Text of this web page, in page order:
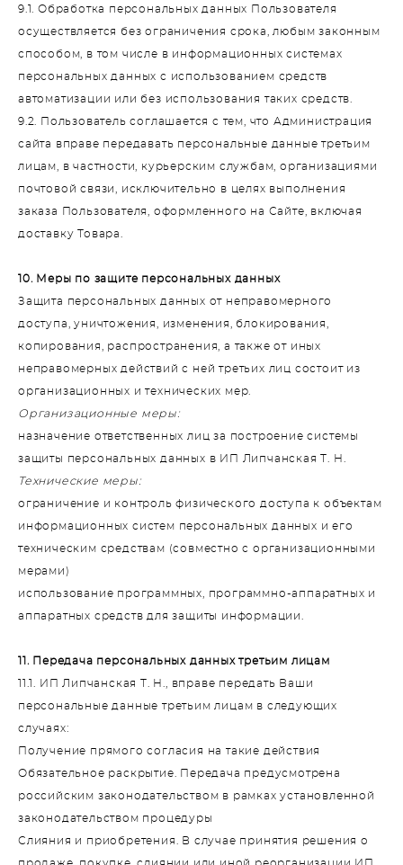
9.1. Обработка персональных данных Пользователя
осуществляется без ограничения срока, любым законным
способом, в том числе в информационных системах
персональных данных с использованием средств
автоматизации или без использования таких средств.
9.2. Пользователь соглашается с тем, что Администрация
сайта вправе передавать персональные данные третьим
лицам, в частности, курьерским службам, организациями
почтовой связи, исключительно в целях выполнения
заказа Пользователя, оформленного на Сайте, включая
доставку Товара.
10. Меры по защите персональных данных
Защита персональных данных от неправомерного
доступа, уничтожения, изменения, блокирования,
копирования, распространения, а также от иных
неправомерных действий с ней третьих лиц состоит из
организационных и технических мер.
Организационные меры:
назначение ответственных лиц за построение системы
защиты персональных данных в ИП Липчанская Т. Н.
Технические меры:
ограничение и контроль физического доступа к объектам
информационных систем персональных данных и его
техническим средствам (совместно с организационными
мерами)
использование программных, программно-аппаратных и
аппаратных средств для защиты информации.
11. Передача персональных данных третьим лицам
11.1. ИП Липчанская Т. Н., вправе передать Ваши
персональные данные третьим лицам в следующих
случаях:
Получение прямого согласия на такие действия
Обязательное раскрытие. Передача предусмотрена
российским законодательством в рамках установленной
законодательством процедуры
Слияния и приобретения. В случае принятия решения о